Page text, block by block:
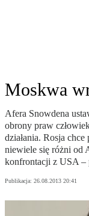
Moskwa
Afera Snowdena
obrony praw
działania. Rosja
niewiele się różni od
konfrontacji z USA –
Publikacja: 26.08.2013 20:41